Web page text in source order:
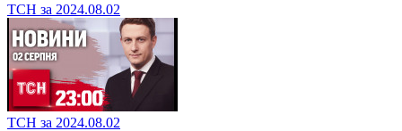
ТСН за 2024.08.02
ТСН за 2024.08.02